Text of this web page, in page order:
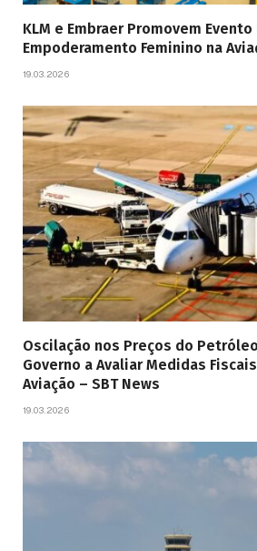
KLM e Embraer Promovem
Empoderamento Feminino na
19.03.2026
Oscilação nos Preços do
Governo a Avaliar Medidas
Aviação – SBT News
19.03.2026